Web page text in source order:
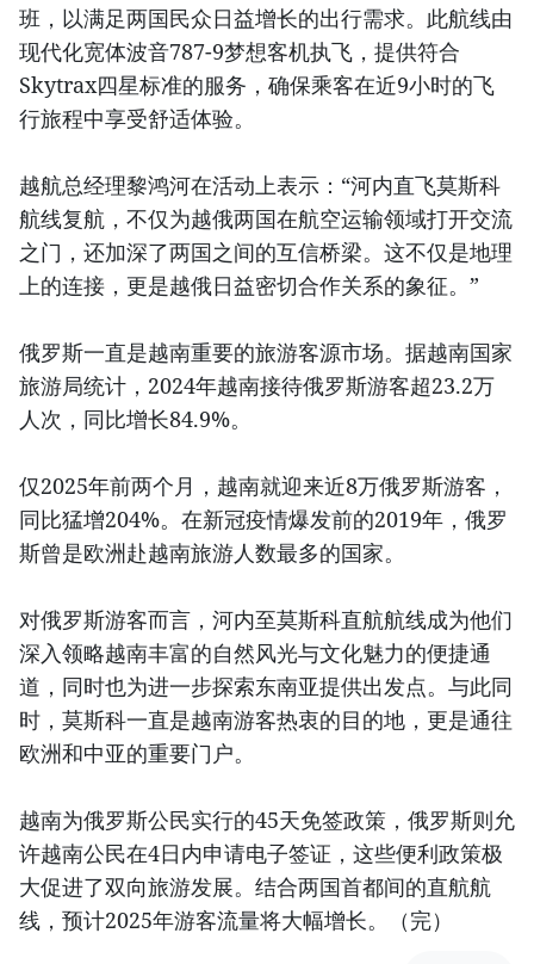
班，以满足两国民众日益增长的出行需求。此航线由
现代化宽体波音787-9梦想客机执飞，提供符合
Skytrax四星标准的服务，确保乘客在近9小时的飞
行旅程中享受舒适体验。
越航总经理黎鸿河在活动上表示：“河内直飞莫斯科
航线复航，不仅为越俄两国在航空运输领域打开交流
之门，还加深了两国之间的互信桥梁。这不仅是地理
上的连接，更是越俄日益密切合作关系的象征。”
俄罗斯一直是越南重要的旅游客源市场。据越南国家
旅游局统计，2024年越南接待俄罗斯游客超23.2万
人次，同比增长84.9%。
仅2025年前两个月，越南就迎来近8万俄罗斯游客，
同比猛增204%。在新冠疫情爆发前的2019年，俄罗
斯曾是欧洲赴越南旅游人数最多的国家。
对俄罗斯游客而言，河内至莫斯科直航航线成为他们
深入领略越南丰富的自然风光与文化魅力的便捷通
道，同时也为进一步探索东南亚提供出发点。与此同
时，莫斯科一直是越南游客热衷的目的地，更是通往
欧洲和中亚的重要门户。
越南为俄罗斯公民实行的45天免签政策，俄罗斯则允
许越南公民在4日内申请电子签证，这些便利政策极
大促进了双向旅游发展。结合两国首都间的直航航
线，预计2025年游客流量将大幅增长。（完）